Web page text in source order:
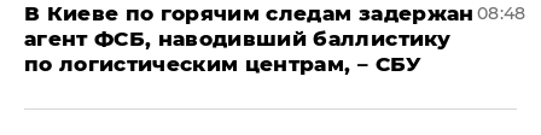
В Киеве по горячим следам задержан
агент ФСБ, наводивший баллистику
по логистическим центрам, – СБУ
08:48